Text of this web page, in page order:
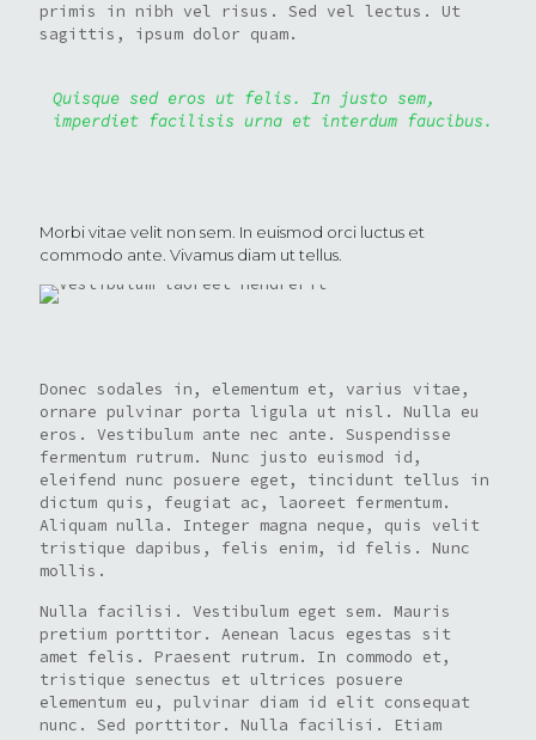
primis in nibh vel risus. Sed vel lectus. Ut
sagittis, ipsum dolor quam.
Quisque sed eros ut felis. In justo sem,
imperdiet facilisis urna et interdum faucibus.
Morbi vitae velit non sem. In euismod orci luctus et
commodo ante. Vivamus diam ut tellus.
Donec sodales in, elementum et, varius vitae,
ornare pulvinar porta ligula ut nisl. Nulla eu
eros. Vestibulum ante nec ante. Suspendisse
fermentum rutrum. Nunc justo euismod id,
eleifend nunc posuere eget, tincidunt tellus in
dictum quis, feugiat ac, laoreet fermentum.
Aliquam nulla. Integer magna neque, quis velit
tristique dapibus, felis enim, id felis. Nunc
mollis.
Nulla facilisi. Vestibulum eget sem. Mauris
pretium porttitor. Aenean lacus egestas sit
amet felis. Praesent rutrum. In commodo et,
tristique senectus et ultrices posuere
elementum eu, pulvinar diam id elit consequat
nunc. Sed porttitor. Nulla facilisi. Etiam